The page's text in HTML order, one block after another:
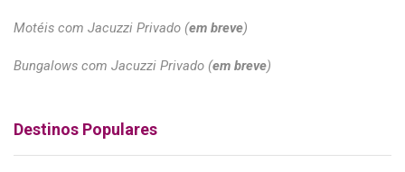
Motéis com Jacuzzi Privado (em breve)
Bungalows com Jacuzzi Privado (em breve)
Destinos Populares